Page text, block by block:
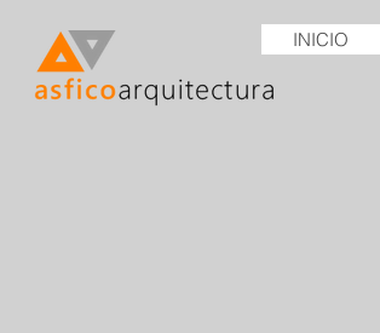
INICIO